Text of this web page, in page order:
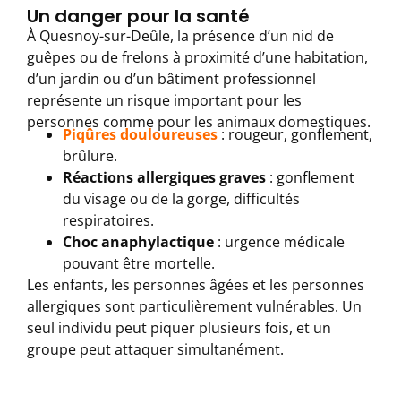
Un danger pour la santé
À Quesnoy-sur-Deûle, la présence d’un nid de
guêpes ou de frelons à proximité d’une habitation,
d’un jardin ou d’un bâtiment professionnel
représente un risque important pour les
personnes comme pour les animaux domestiques.
Piqûres douloureuses : rougeur, gonflement,
brûlure.
Réactions allergiques graves : gonflement
du visage ou de la gorge, difficultés
respiratoires.
Choc anaphylactique : urgence médicale
pouvant être mortelle.
Les enfants, les personnes âgées et les personnes
allergiques sont particulièrement vulnérables. Un
seul individu peut piquer plusieurs fois, et un
groupe peut attaquer simultanément.